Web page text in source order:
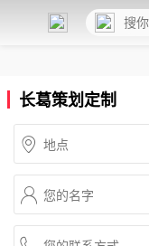
长葛策划定制